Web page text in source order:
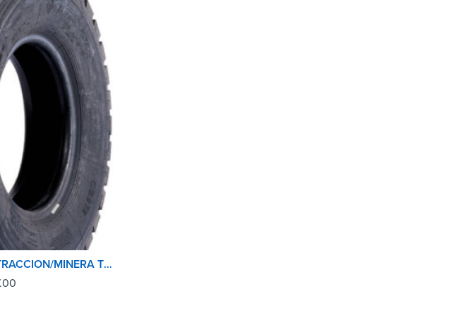
WESTLAKE 8.25R16 18PR TRACCION/MINERA TCF